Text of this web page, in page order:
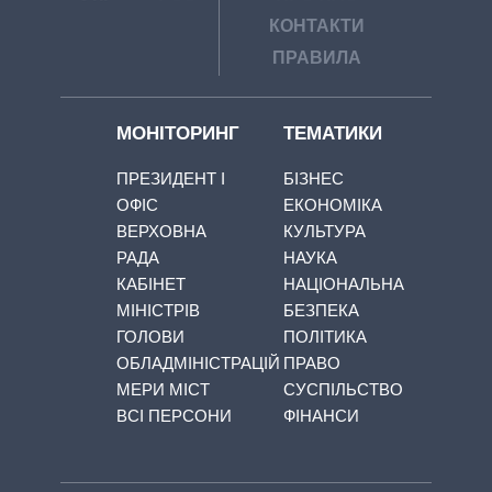
КОНТАКТИ
ПРАВИЛА
МОНІТОРИНГ
ПРЕЗИДЕНТ І
ОФІС
ВЕРХОВНА
РАДА
КАБІНЕТ
МІНІСТРІВ
ГОЛОВИ
ОБЛАДМІНІСТРАЦІЙ
МЕРИ МІСТ
ВСІ ПЕРСОНИ
ТЕМАТИКИ
БІЗНЕС
ЕКОНОМІКА
КУЛЬТУРА
НАУКА
НАЦІОНАЛЬНА
БЕЗПЕКА
ПОЛІТИКА
ПРАВО
СУСПІЛЬСТВО
ФІНАНСИ